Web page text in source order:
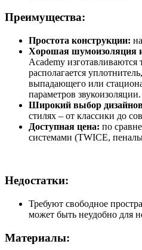
Преимущества:
Простота конструкции:
Хорошая шумоизоляция
Academy
располагается
выпадающего или
параметров звукоизоляции.
Широкий выбор
стилях – от классики до
Доступная цена: по
системами (TWICE,
Недостатки:
Требуют свободное
может быть неудобно для
Материалы: